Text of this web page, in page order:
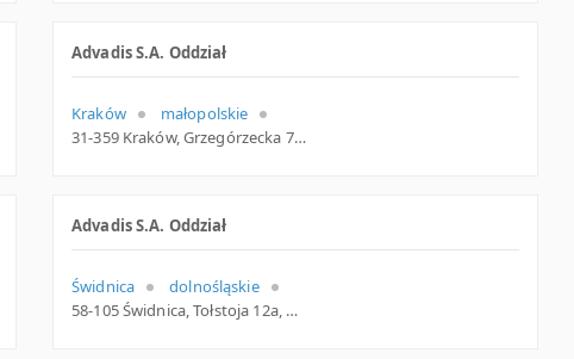
Advadis S.A. Oddział
Kraków
małopolskie
31-359 Kraków, Grzegórzecka 79, woj. Małopolskie, pow. Kraków, gm. Kraków
Advadis S.A. Oddział
Świdnica
dolnośląskie
58-105 Świdnica, Tołstoja 12a, woj. Dolnośląskie, pow. Świdnicki, gm. Świdnica